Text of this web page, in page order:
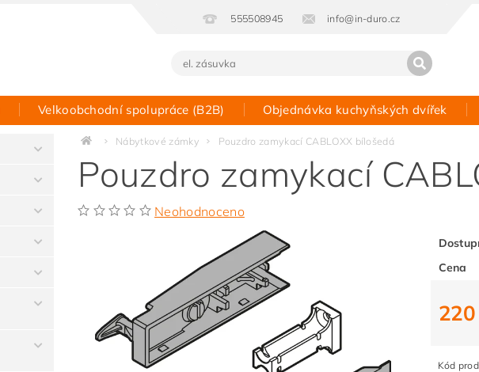
555508945 info@in-duro.cz
Velkoobchodní spolupráce (B2B) Objednávka kuchyňských dvířek
Hodnocení obchodu Kontakt
Nábytkové zámky Pouzdro zamykací CABLOXX bílošedá
Pouzdro zamykací
Neohodnoceno
Cena
Kód